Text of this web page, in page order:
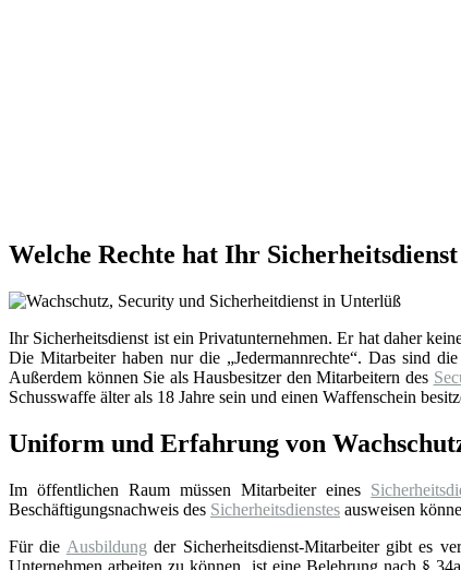
Welche Rechte hat Ihr
Ihr Sicherheitsdienst ist ein Privatunternehmen. Er hat daher
Die Mitarbeiter haben nur die „Jedermannrechte“. Das sind
Außerdem können Sie als Hausbesitzer den Mitarbeitern des
Schusswaffe älter als 18 Jahre sein und einen Waffenschein
Uniform und Erfahrung von
Im öffentlichen Raum müssen Mitarbeiter eines
Beschäftigungsnachweis des Sicherheitsdienstes ausweisen
Für die Ausbildung der Sicherheitsdienst-Mitarbeiter gibt es
Unternehmen arbeiten zu können, ist eine Belehrung nach §